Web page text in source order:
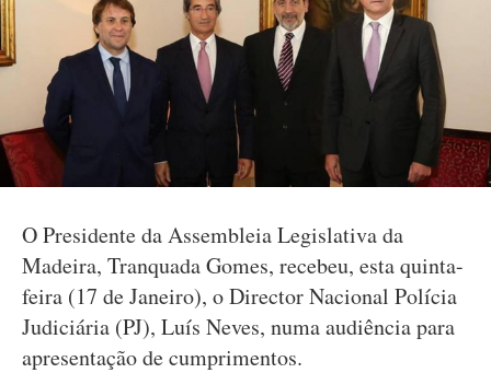
O Presidente da Assembleia Legislativa da
Madeira, Tranquada Gomes, recebeu, esta quinta-
feira (17 de Janeiro), o Director Nacional Polícia
Judiciária (PJ), Luís Neves, numa audiência para
apresentação de cumprimentos.